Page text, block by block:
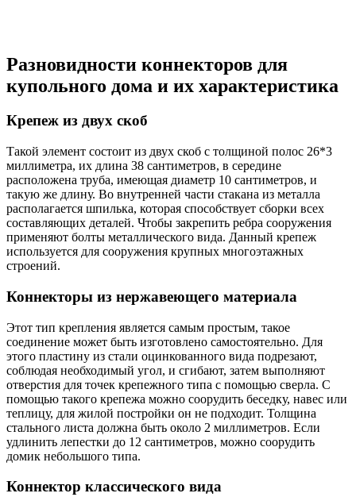
Разновидности коннекторов для
купольного дома и их характеристика
Крепеж из двух скоб
Такой элемент состоит из двух скоб с толщиной полос 26*3
миллиметра, их длина 38 сантиметров, в середине
расположена труба, имеющая диаметр 10 сантиметров, и
такую же длину. Во внутренней части стакана из металла
располагается шпилька, которая способствует сборки всех
составляющих деталей. Чтобы закрепить ребра сооружения
применяют болты металлического вида. Данный крепеж
используется для сооружения крупных многоэтажных
строений.
Коннекторы из нержавеющего материала
Этот тип крепления является самым простым, такое
соединение может быть изготовлено самостоятельно. Для
этого пластину из стали оцинкованного вида подрезают,
соблюдая необходимый угол, и сгибают, затем выполняют
отверстия для точек крепежного типа с помощью сверла. С
помощью такого крепежа можно соорудить беседку, навес или
теплицу, для жилой постройки он не подходит. Толщина
стального листа должна быть около 2 миллиметров. Если
удлинить лепестки до 12 сантиметров, можно соорудить
домик небольшого типа.
Коннектор классического вида